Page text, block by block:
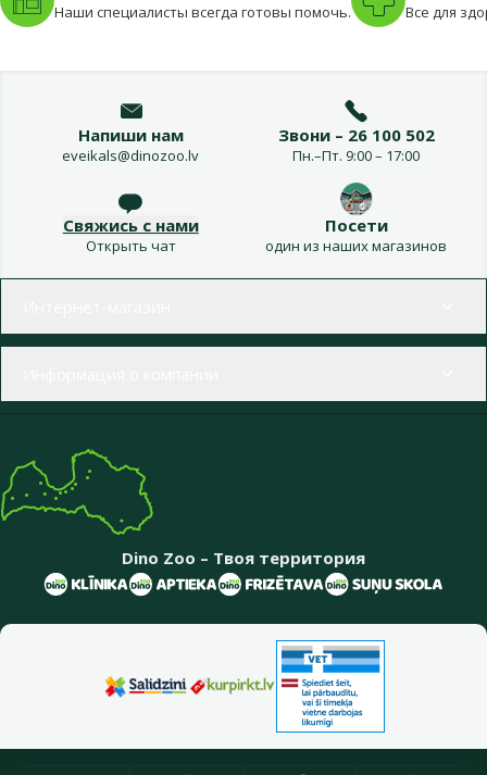
Наши специалисты всегда готовы помочь. Все для
Напиши нам
eveikals@dinozoo.lv
Звони – 26 100 502
Пн.–Пт. 9:00 – 17:00
Свяжись с нами
Открыть чат
Посети
один из наших магазинов
Dino Zoo – Твоя территория